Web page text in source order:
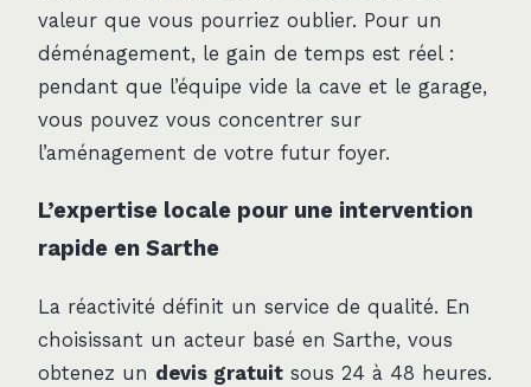
valeur que vous pourriez oublier. Pour un
déménagement, le gain de temps est réel :
pendant que l’équipe vide la cave et le garage,
vous pouvez vous concentrer sur
l’aménagement de votre futur foyer.
L’expertise locale pour une intervention
rapide en Sarthe
La réactivité définit un service de qualité. En
choisissant un acteur basé en Sarthe, vous
obtenez un devis gratuit sous 24 à 48 heures.